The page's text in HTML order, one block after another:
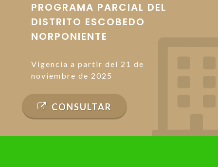
PROGRAMA PARCIAL DEL
DISTRITO ESCOBEDO
NORPONIENTE
Vigencia a partir del 21 de
noviembre de 2025
CONSULTAR